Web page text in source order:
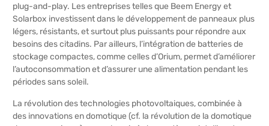
plug-and-play. Les entreprises telles que Beem Energy et
Solarbox investissent dans le développement de panneaux plus
légers, résistants, et surtout plus puissants pour répondre aux
besoins des citadins. Par ailleurs, l’intégration de batteries de
stockage compactes, comme celles d’Orium, permet d’améliorer
l’autoconsommation et d’assurer une alimentation pendant les
périodes sans soleil.
La révolution des technologies photovoltaiques, combinée à
des innovations en domotique (cf. la révolution de la domotique